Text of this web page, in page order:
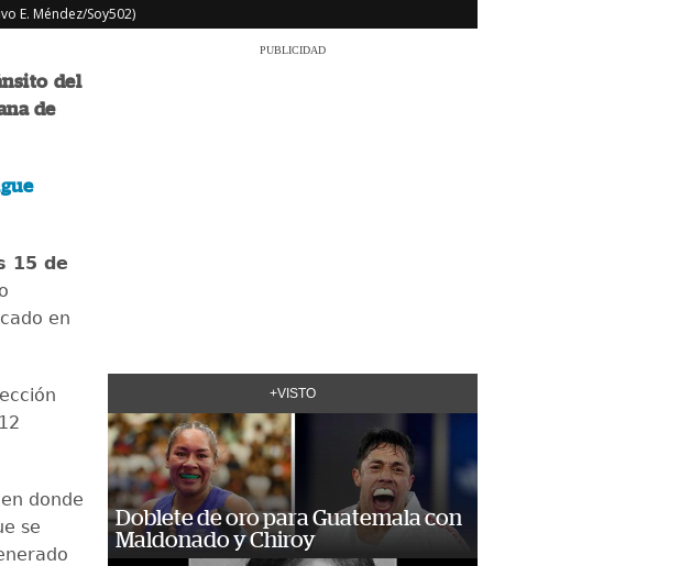
E. Méndez/Soy502)
del
de
15 de
en
donde
se
PUBLICIDAD
+VISTO
Doblete de oro para Guatemala con
Maldonado y Chiroy